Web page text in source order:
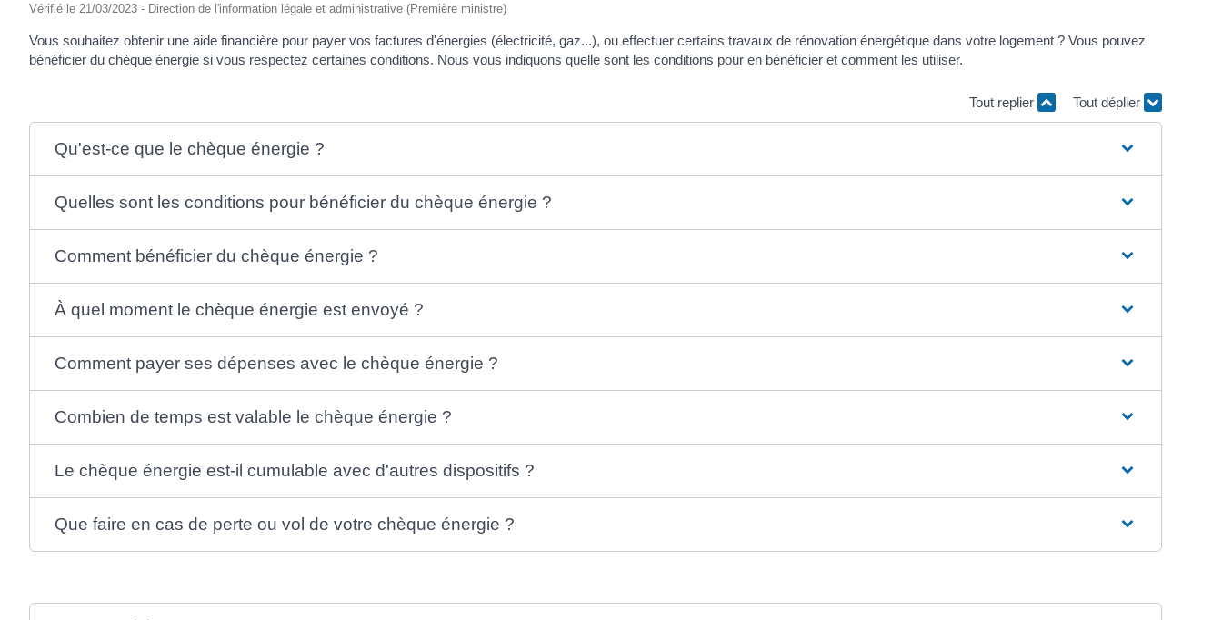
Vérifié le 21/03/2023 - Direction de l'information légale et administrative (Première ministre)
Vous souhaitez obtenir une aide financière pour payer vos factures d'énergies (électricité, gaz...), ou effectuer certains travaux de rénovation énergétique dans votre logement ? Vous pouvez
bénéficier du chèque énergie si vous respectez certaines conditions. Nous vous indiquons quelle sont les conditions pour en bénéficier et comment les utiliser.
Tout replier Tout déplier
Qu'est-ce que le chèque énergie ?
Quelles sont les conditions pour bénéficier du chèque énergie ?
Comment bénéficier du chèque énergie ?
À quel moment le chèque énergie est envoyé ?
Comment payer ses dépenses avec le chèque énergie ?
Combien de temps est valable le chèque énergie ?
Le chèque énergie est-il cumulable avec d'autres dispositifs ?
Que faire en cas de perte ou vol de votre chèque énergie ?